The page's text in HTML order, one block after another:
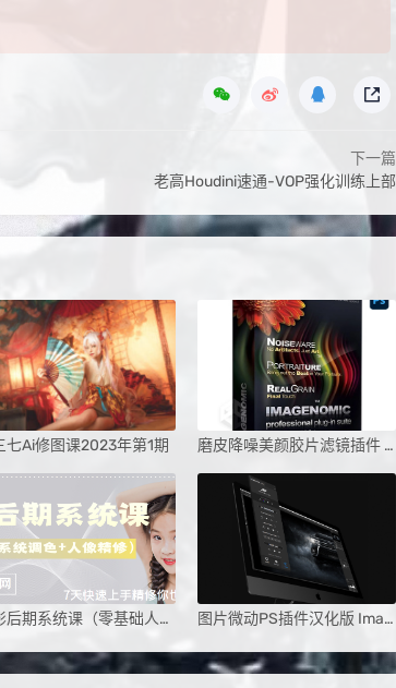
下一篇
老高Houdini速通-VOP强化训练上部
七Ai修图课2023年第1期 磨皮降噪美颜胶片滤镜插件 Imagenomic Professional Plugin Suite Build 2027 Win/Mac
摄影后期系统课（零基础人像精修教程） 图片微动PS插件汉化版 ImageMotion1.3 + 使用教程